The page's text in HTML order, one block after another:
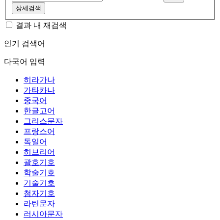
상세검색
결과 내 재검색
인기 검색어
다국어 입력
히라가나
가타카나
중국어
한글고어
그리스문자
프랑스어
독일어
히브리어
괄호기호
학술기호
기술기호
첨자기호
라틴문자
러시아문자